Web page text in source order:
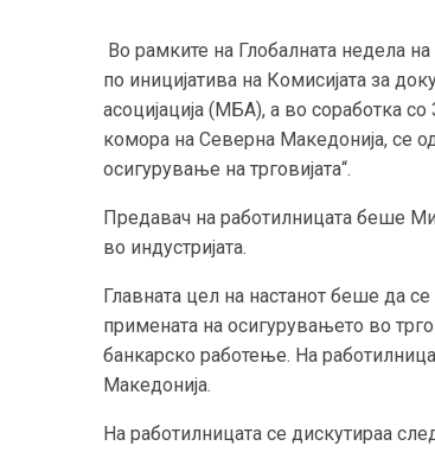
Во рамките на Глобалната недела
по иницијатива на Комисијата за
асоцијација (МБА), а во соработка
комора на Северна Македонија, се
осигурување на трговијата“.
Предавач на работилницата беше
во индустријата.
Главната цел на настанот беше да
примената на осигурувањето во
банкарско работење. На
Македонија.
На работилницата се дискутираа